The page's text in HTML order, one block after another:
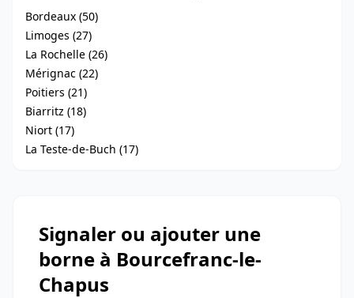
Bordeaux (50)
Limoges (27)
La Rochelle (26)
Mérignac (22)
Poitiers (21)
Biarritz (18)
Niort (17)
La Teste-de-Buch (17)
Signaler ou ajouter une
borne à Bourcefranc-le-
Chapus